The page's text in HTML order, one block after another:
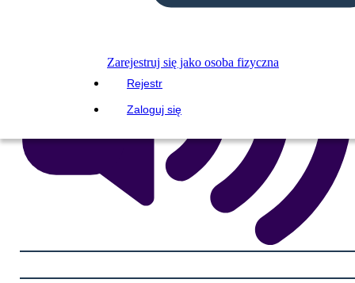
Zarejestruj się jako osoba fizyczna
Rejestr
Zaloguj się